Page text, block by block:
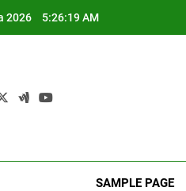
2026 5:26:20 AM
SAMPLE PAGE